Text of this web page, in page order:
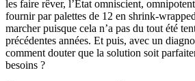
les faire rêver, l’État omniscient,
fournir par palettes de 12 en shrink-
marcher puisque cela n’a pas du tout été
précédentes années. Et puis, avec un
comment douter que la solution soit
besoins ?